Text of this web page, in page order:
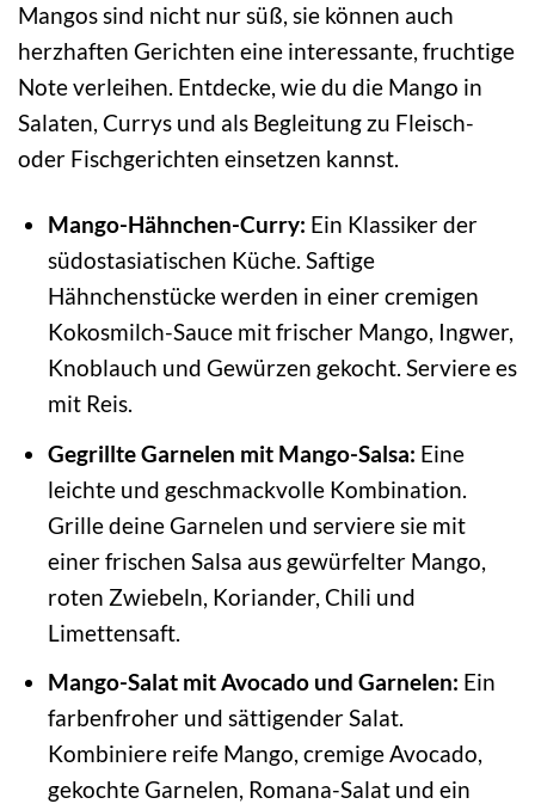
Mangos sind nicht nur süß, sie können auch
herzhaften Gerichten eine interessante, fruchtige
Note verleihen. Entdecke, wie du die Mango in
Salaten, Currys und als Begleitung zu Fleisch-
oder Fischgerichten einsetzen kannst.
Mango-Hähnchen-Curry: Ein Klassiker der
südostasiatischen Küche. Saftige
Hähnchenstücke werden in einer cremigen
Kokosmilch-Sauce mit frischer Mango, Ingwer,
Knoblauch und Gewürzen gekocht. Serviere es
mit Reis.
Gegrillte Garnelen mit Mango-Salsa: Eine
leichte und geschmackvolle Kombination.
Grille deine Garnelen und serviere sie mit
einer frischen Salsa aus gewürfelter Mango,
roten Zwiebeln, Koriander, Chili und
Limettensaft.
Mango-Salat mit Avocado und Garnelen: Ein
farbenfroher und sättigender Salat.
Kombiniere reife Mango, cremige Avocado,
gekochte Garnelen, Romana-Salat und ein